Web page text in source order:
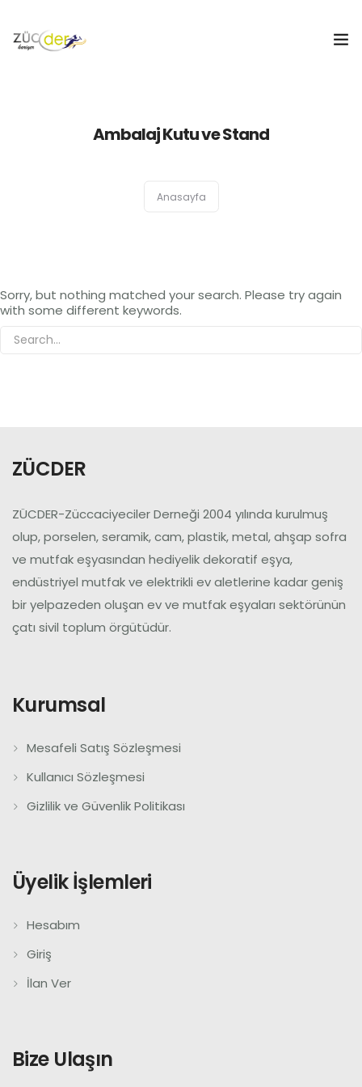
ZÜCDER
0
Ambalaj Kutu ve Stand
Anasayfa
Sorry, but nothing matched your search. Please try again
with some different keywords.
ZÜCDER
ZÜCDER-Züccaciyeciler Derneği 2004 yılında kurulmuş
olup, porselen, seramik, cam, plastik, metal, ahşap sofra
ve mutfak eşyasından hediyelik dekoratif eşya,
endüstriyel mutfak ve elektrikli ev aletlerine kadar geniş
bir yelpazeden oluşan ev ve mutfak eşyaları sektörünün
çatı sivil toplum örgütüdür.
Kurumsal
Mesafeli Satış Sözleşmesi
Kullanıcı Sözleşmesi
Gizlilik ve Güvenlik Politikası
Üyelik İşlemleri
Hesabım
Giriş
İlan Ver
Bize Ulaşın